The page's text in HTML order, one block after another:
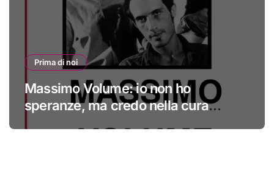
Prima di noi
Massimo Volume: io non ho
speranze, ma credo nella cura